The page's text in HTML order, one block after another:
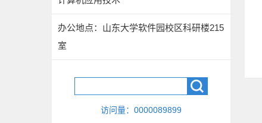
办公地点：山东大学软件园校区科研楼215
室
访问量： 0000089899